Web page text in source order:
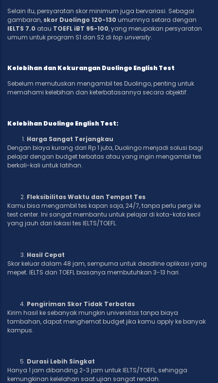
Selain itu, persyaratan skor minimum juga bervariasi. Sebagai
gambaran, skor Duolingo 120-130 umumnya setara dengan
IELTS 7.0 atau TOEFL iBT 95-100, yang merupakan persyaratan
umum untuk program S1 dan S2 di top unversity.
Kelebihan dan Kekurangan Duolingo English Test
Sebelum memutuskan mengambil tes Duolingo, penting untuk
memahami kelebihan dan keterbatasannya secara objektif.
Kelebihan Duolingo English Test:
Harga Sangat Terjangkau
Dengan biaya kurang dari Rp 1 juta, Duolingo menjadi solusi bagi
pelajar dengan budget terbatas atau yang ingin mengambil tes
berkali-kali untuk latihan.
Fleksibilitas Waktu dan Tempat Tes
Kamu bisa mengambil tes kapan saja, 24/7, tanpa perlu pergi ke
test center. Ini sangat membantu untuk pelajar di kota-kota kecil
yang jauh dari lokasi tes IELTS/TOEFL.
Hasil Cepat
Skor keluar dalam 48 jam, sempurna untuk deadline aplikasi yang
mepet. IELTS dan TOEFL biasanya membutuhkan 3-13 hari.
Pengiriman Skor Tidak Terbatas
Kirim hasil ke sebanyak mungkin universitas tanpa biaya
tambahan, dapat menghemat budget jika kamu apply ke banyak
kampus.
Durasi Lebih Singkat
Hanya 1 jam dibanding 2-3 jam untuk IELTS/TOEFL, sehingga
kemungkinan kelelahan saat ujian sangat rendah.